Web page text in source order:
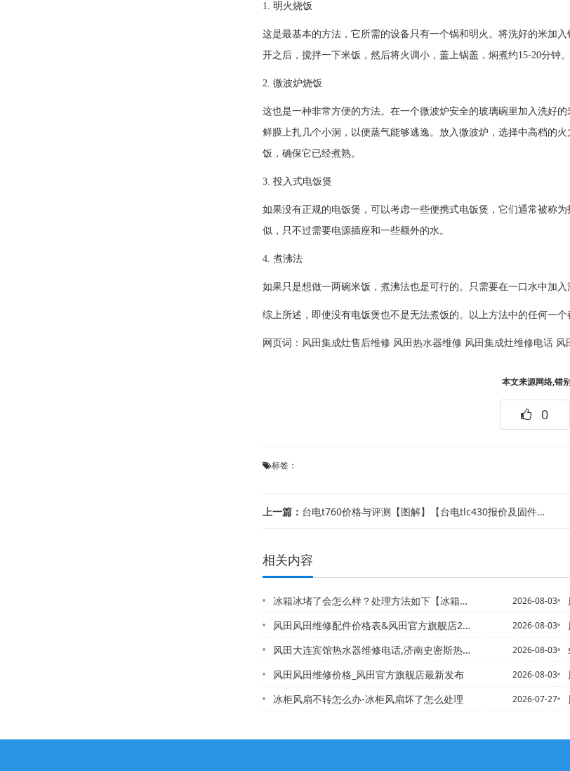
1. 明火烧饭
这是最基本的方法，它所需的设备只有一个锅和明火。将洗好的米加
开之后，搅拌一下米饭，然后将火调小，盖上锅盖，焖煮约15-20分钟
2. 微波炉烧饭
这也是一种非常方便的方法。在一个微波炉安全的玻璃碗里加入洗好
鲜膜上扎几个小洞，以便蒸气能够逃逸。放入微波炉，选择中高档的
饭，确保它已经煮熟。
3. 投入式电饭煲
如果没有正规的电饭煲，可以考虑一些便携式电饭煲，它们通常被称
似，只不过需要电源插座和一些额外的水。
4. 煮沸法
如果只是想做一两碗米饭，煮沸法也是可行的。只需要在一口水中加
综上所述，即使没有电饭煲也不是无法煮饭的。以上方法中的任何一个
网页词： 风田集成灶售后维修 风田热水器维修 风田集成灶维修电话 风
本文来源网络,错
0
标签：
上一篇： 台电t760价格与评测【图解】【台电tlc430报价及固件升级方法介绍【图解】】
相关内容
冰箱冰堵了会怎么样？处理方法如下【冰箱冰堵是什么造成的 冰箱冰堵解决方法 2026-08-03
风田风田维修配件价格表&风田官方旗舰店2027最新标准 2026-08-03
风田大连宾馆热水器维修电话,济南史密斯热水器维修*大连拆除热水器电话,专业维修热... 2026-08-03
风田风田维修价格_风田官方旗舰店最新发布 2026-08-03
冰柜风扇不转怎么办-冰柜风扇坏了怎么处理 2026-07-27